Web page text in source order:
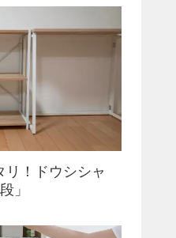
リ！ドウシシャ
」